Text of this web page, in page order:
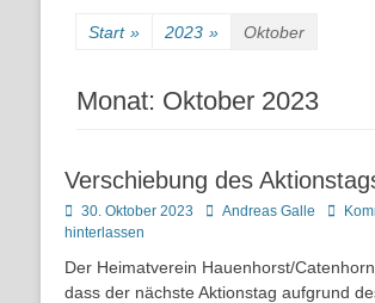
Start » 2023 » Oktober
Monat: Oktober 2023
Verschiebung des
Posted
on
30. Oktober 2023 AutorAndreas Galle
hinterlassen
Der Heimatverein Hauenhorst/
dass der nächste Aktionstag aufgrund